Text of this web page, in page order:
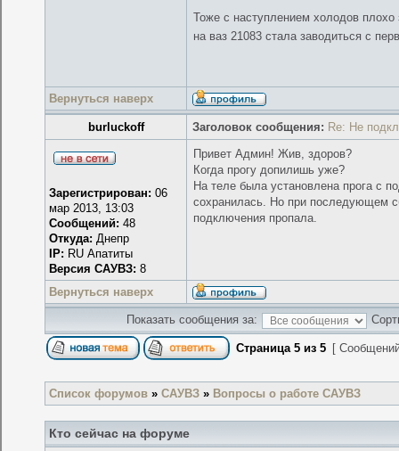
Тоже с наступлением холодов плохо
на ваз 21083 стала заводиться с
Вернуться наверх
burluckoff Заголовок сообщения: Re: Не
Зарегистрирован: 06
мар 2013, 13:03
Сообщений: 48
Откуда: Днепр
IP: RU Апатиты
Версия САУВЗ: 8
Привет Админ! Жив, здоров?
Когда прогу допилишь уже?
На теле была установлена прога с
сохранилась. Но при последующем
подключения пропала.
Вернуться наверх
Показать сообщения за:
Страница5 из5 [
Список форумов »САУВЗ » Вопросы о работе САУВЗ
Кто сейчас на форуме